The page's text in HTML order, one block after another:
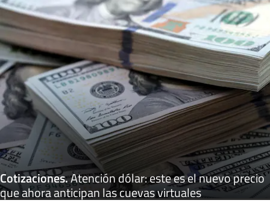
Cotizaciones.Atención dólar: este es el nuevo precio
que ahora anticipan las cuevas virtuales